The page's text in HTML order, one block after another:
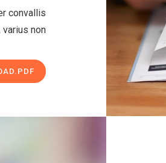
convallis
varius non